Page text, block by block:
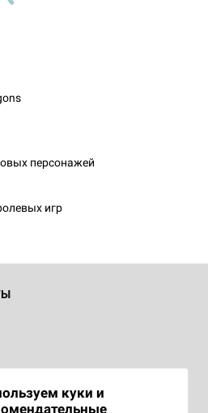
персонажей
игр
куки и